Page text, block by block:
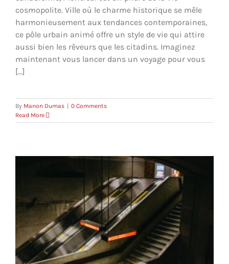
cosmopolite. Ville où le charme historique se mêle
harmonieusement aux tendances contemporaines,
ce pôle urbain animé offre un style de vie qui attire
aussi bien les rêveurs que les citadins. Imaginez
maintenant vous lancer dans un voyage pour vous
[...]
By Manon Dumas | 0 Comments
Read More